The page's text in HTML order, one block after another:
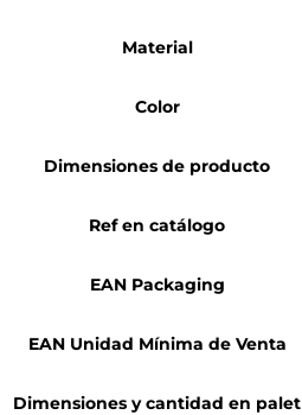
Material
Color
Dimensiones de producto
Ref en catálogo
EAN Packaging
EAN Unidad Mínima de Venta
Dimensiones y cantidad en palet